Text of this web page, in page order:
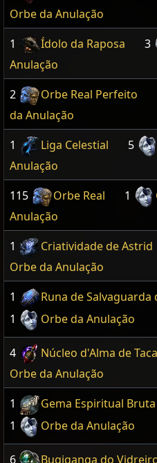
Orbe da Anulação
1 Ídolo da Raposa 3
Anulação
2 Orbe Real Perfeito
da Anulação
1 Liga Celestial 5
Anulação
115 Orbe Real 1
Anulação
1 Criatividade de Astrid
Orbe da Anulação
1
Runa de Salvaguarda
1
Orbe da Anulação
4 Núcleo d'Alma de
Orbe da Anulação
1
Gema Espiritual
1
Orbe da Anulação
6 Bugiganga do